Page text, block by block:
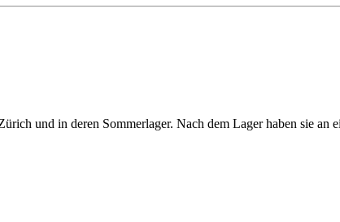
und in deren Sommerlager. Nach dem Lager haben sie an